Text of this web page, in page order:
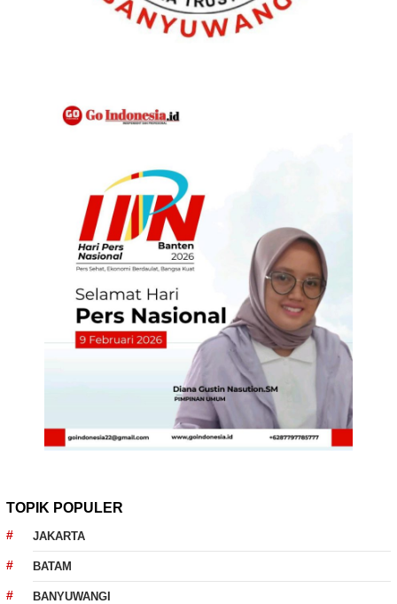
TOPIK POPULER
JAKARTA
BATAM
BANYUWANGI